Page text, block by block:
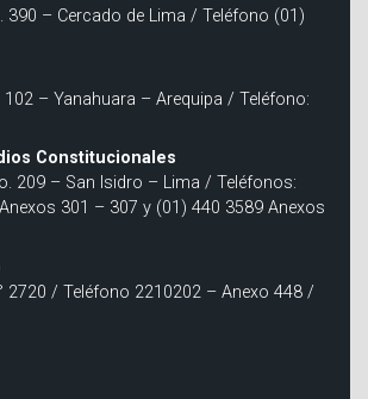
390 – Cercado de Lima / Teléfono (01)
102 – Yanahuara – Arequipa / Teléfono:
Constitucionales
209 – San Isidro – Lima / Teléfonos:
301 – 307 y (01) 440 3589 Anexos
2720 / Teléfono 2210202 – Anexo 448 /